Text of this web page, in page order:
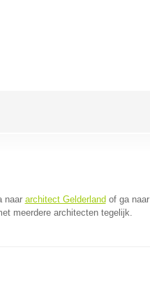
naar architect Gelderland of ga naar
meerdere architecten tegelijk.